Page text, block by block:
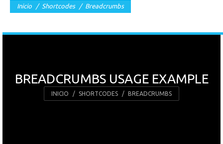
Estás aquí:
Inicio Shortcodes Breadcrumbs
BREADCRUMBS USAGE EXAMPLE
Estás aquí:
INICIO SHORTCODES BREADCRUMBS